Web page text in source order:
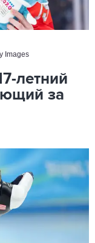
Images
летний
за